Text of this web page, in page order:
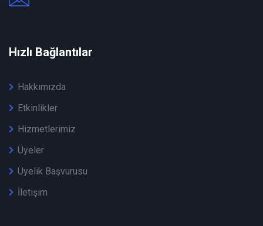
Hızlı Bağlantılar
Hakkımızda
Etkinlikler
Hizmetlerimiz
Üyeler
Üyelik Başvurusu
İletişim